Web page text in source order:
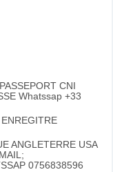
CNI
Whatssap +33
ANGLETERRE USA
0756838596